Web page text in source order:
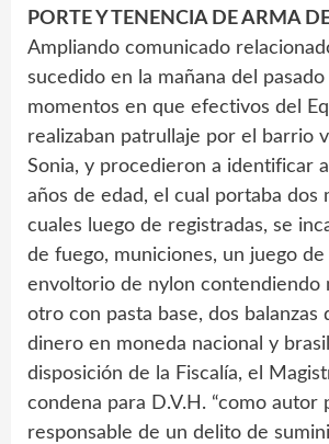
PORTE Y TENENCIA DE ARMA
Ampliando comunicado
sucedido en la mañana del pasado
momentos en que efectivos del
realizaban patrullaje por el barrio
Sonia, y procedieron a identificar
años de edad, el cual portaba dos
cuales luego de registradas, se
de fuego, municiones, un juego de
envoltorio de nylon contendiendo
otro con pasta base, dos balanzas
dinero en moneda nacional y
disposición de la Fiscalía, el
condena para D.V.H. “como autor
responsable de un delito de